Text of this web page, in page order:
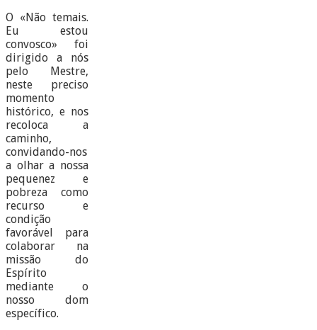
O «Não temais.
Eu estou
convosco» foi
dirigido a nós
pelo Mestre,
neste preciso
momento
histórico, e nos
recoloca a
caminho,
convidando-nos
a olhar a nossa
pequenez e
pobreza como
recurso e
condição
favorável para
colaborar na
missão do
Espírito
mediante o
nosso dom
específico.